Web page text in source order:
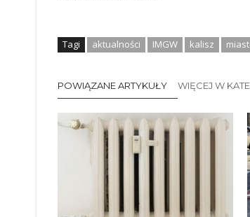
Tagi aktualności IMGW kalisz
POWIĄZANE ARTYKUŁY WIĘCEJ W